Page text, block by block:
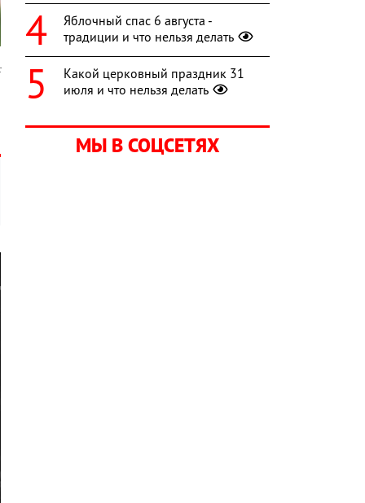
Яблочный спас 6 августа -
традиции и что нельзя делать
Какой церковный праздник 31
июля и что нельзя делать
МЫ В СОЦСЕТЯХ